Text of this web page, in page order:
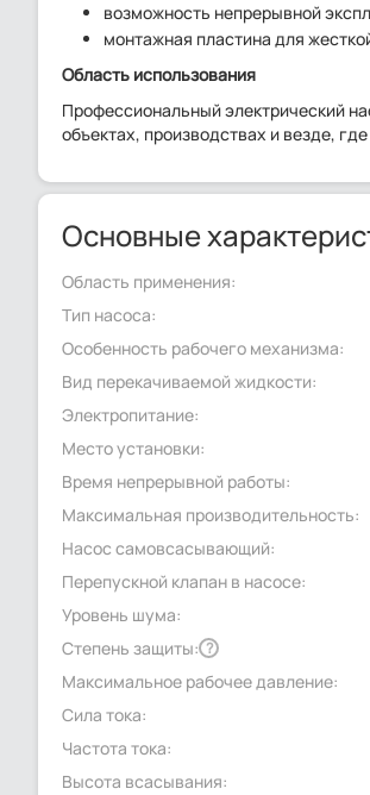
возможность непрерывной
монтажная пластина для
Область использования
Профессиональный электрический
объектах, производствах и везде,
Основные
Область применения:
Тип насоса:
Особенность рабочего механизма:
Вид перекачиваемой жидкости:
Электропитание:
Место установки:
Время непрерывной работы:
Максимальная производительность:
Насос самовсасывающий:
Перепускной клапан в насосе:
Уровень шума:
Степень защиты: ?
Максимальное рабочее давление:
Сила тока:
Частота тока:
Высота всасывания: